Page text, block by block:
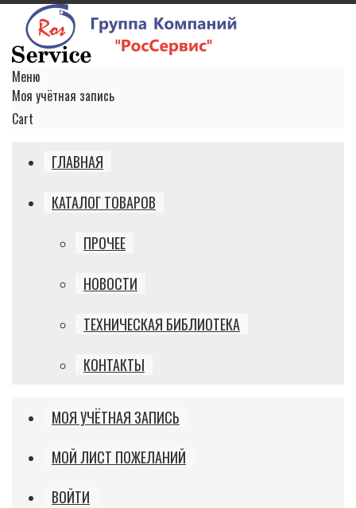
Меню
Моя учётная запись
Cart
ГЛАВНАЯ
КАТАЛОГ ТОВАРОВ
ПРОЧЕЕ
НОВОСТИ
ТЕХНИЧЕСКАЯ БИБЛИОТЕКА
КОНТАКТЫ
МОЯ УЧЁТНАЯ ЗАПИСЬ
МОЙ ЛИСТ ПОЖЕЛАНИЙ
ВОЙТИ